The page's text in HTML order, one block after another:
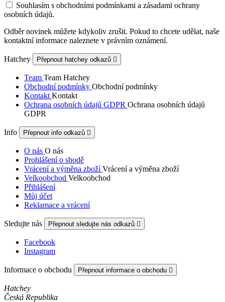
Souhlasím s obchodními podmínkami a zásadami ochrany
osobních údajů.
Odběr novinek můžete kdykoliv zrušit. Pokud to chcete udělat, naše
kontaktní informace naleznete v právním oznámení.
Hatchey Přepnout hatchey odkazů 
Team Team Hatchey
Obchodní podmínky Obchodní podmínky
Kontakt Kontakt
Ochrana osobních údajů GDPR Ochrana osobních údajů
GDPR
Info Přepnout info odkazů 
O nás O nás
Prohlášení o shodě
Vrácení a výměna zbožíVrácení a výměna zboží
Velkoobchod Velkoobchod
Přihlášení
Můj účet
Reklamace a vrácení
Sledujte nás Přepnout sledujte nás odkazů 
Facebook
Instagram
Informace o obchodu Přepnout informace o obchodu 
Hatchey
Česká Republika